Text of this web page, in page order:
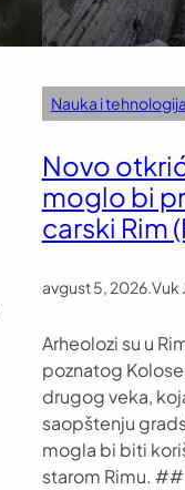
Nauka i tehnologija
Novo
moglo bi
carski Rim
avgust 5, 2026.Vuk
Arheolozi su u
poznatog
drugog veka,
saopštenju
mogla bi biti
starom Rimu.